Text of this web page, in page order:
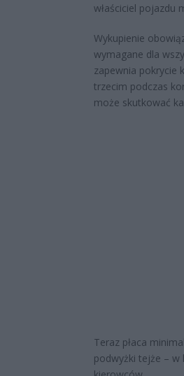
właściciel pojazdu
Wykupienie
wymagane dla
zapewnia pokrycie
trzecim podczas
może skutkować
Teraz płaca
podwyżki tejże – w